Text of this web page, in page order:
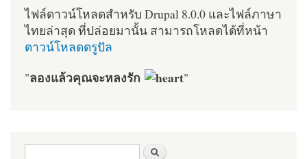
ไฟล์ดาวน์โหลดสำหรับ Drupal 8.0.0 และไฟล์ภาษา
ไทยล่าสุด ที่ปล่อยมานั้น สามารถโหลดได้ที่หน้า
ดาวน์โหลดดรูปัล
"ลองแล้วคุณจะหลงรัก "
ฟอร์มค้นหา